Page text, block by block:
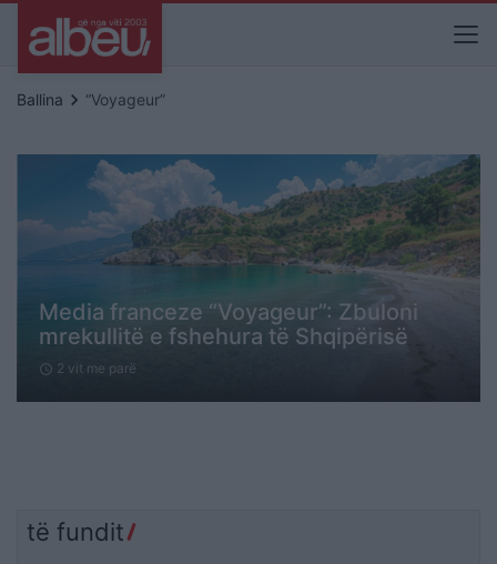
Ballina keyboard_arrow_right “Voyageur”
Media franceze “Voyageur”: Zbuloni
mrekullitë e fshehura të Shqipërisë
schedule 2 vit me parë
të fundit